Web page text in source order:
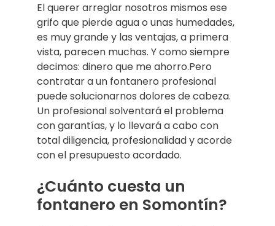
El querer arreglar nosotros mismos ese
grifo que pierde agua o unas humedades,
es muy grande y las ventajas, a primera
vista, parecen muchas. Y como siempre
decimos: dinero que me ahorro.Pero
contratar a un fontanero profesional
puede solucionarnos dolores de cabeza.
Un profesional solventará el problema
con garantías, y lo llevará a cabo con
total diligencia, profesionalidad y acorde
con el presupuesto acordado.
¿Cuánto cuesta un
fontanero en Somontín?